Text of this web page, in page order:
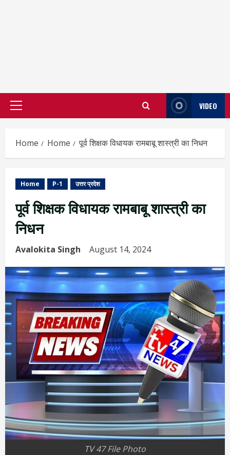
Primary
VIDEO
Home Home पूर्व शिक्षक विधायक रामबाबू शास्त्री का निधन
Home P-1 उत्तर प्रदेश
पूर्व शिक्षक विधायक रामबाबू शास्त्री का
निधन
Avalokita Singh August 14, 2024
TV 47 File Photo